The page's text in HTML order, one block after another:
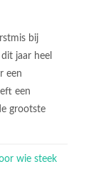
bij
jaar heel
een
een
grootste